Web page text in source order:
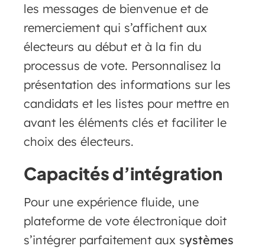
les messages de bienvenue et de
remerciement qui s’affichent aux
électeurs au début et à la fin du
processus de vote. Personnalisez la
présentation des informations sur les
candidats et les listes pour mettre en
avant les éléments clés et faciliter le
choix des électeurs.
Capacités d’intégration
Pour une expérience fluide, une
plateforme de vote électronique doit
s’intégrer parfaitement aux systèmes